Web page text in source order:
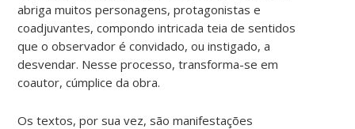
abriga muitos personagens, protagonistas e
coadjuvantes, compondo intricada teia de sentidos
que o observador é convidado, ou instigado, a
desvendar. Nesse processo, transforma-se em
coautor, cúmplice da obra.
Os textos, por sua vez, são manifestações